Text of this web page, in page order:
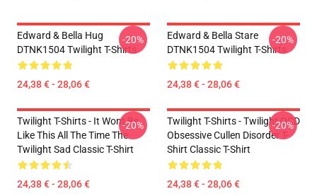
Edward & Bella Hug
DTNK1504 Twilight T-Shirts
24,38 € - 28,06 €
-20%
Edward & Bella Stare
DTNK1504 Twilight T-Shirts
24,38 € - 28,06 €
-20%
Twilight T-Shirts - It Wont Be
Like This All The Time The
Twilight Sad Classic T-Shirt
24,38 € - 28,06 €
-20%
Twilight T-Shirts - Twilight OCD
Obsessive Cullen Disorder T-
Shirt Classic T-Shirt
24,38 € - 28,06 €
-20%